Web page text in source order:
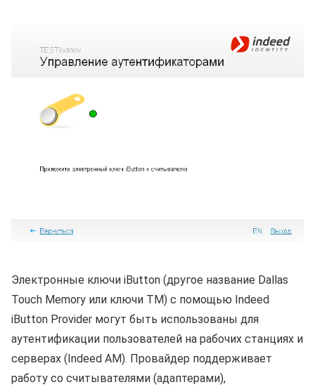
Электронные ключи iButton (другое название Dallas
Touch Memory или ключи ТМ) c помощью Indeed
iButton Provider могут быть использованы для
аутентификации пользователей на рабочих станциях и
серверах (Indeed AM). Провайдер поддерживает
работу со считывателями (адаптерами),